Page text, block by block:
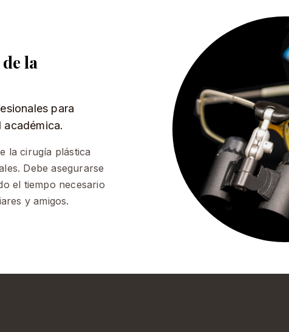
la
para
académica.
la cirugía plástica
Debe asegurarse
el tiempo necesario
y amigos.